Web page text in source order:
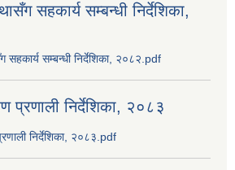
सहकार्य सम्बन्धी निर्देशिका,
सहकार्य सम्बन्धी निर्देशिका, २०८२.pdf
प्रणाली निर्देशिका, २०८३
निर्देशिका, २०८३.pdf